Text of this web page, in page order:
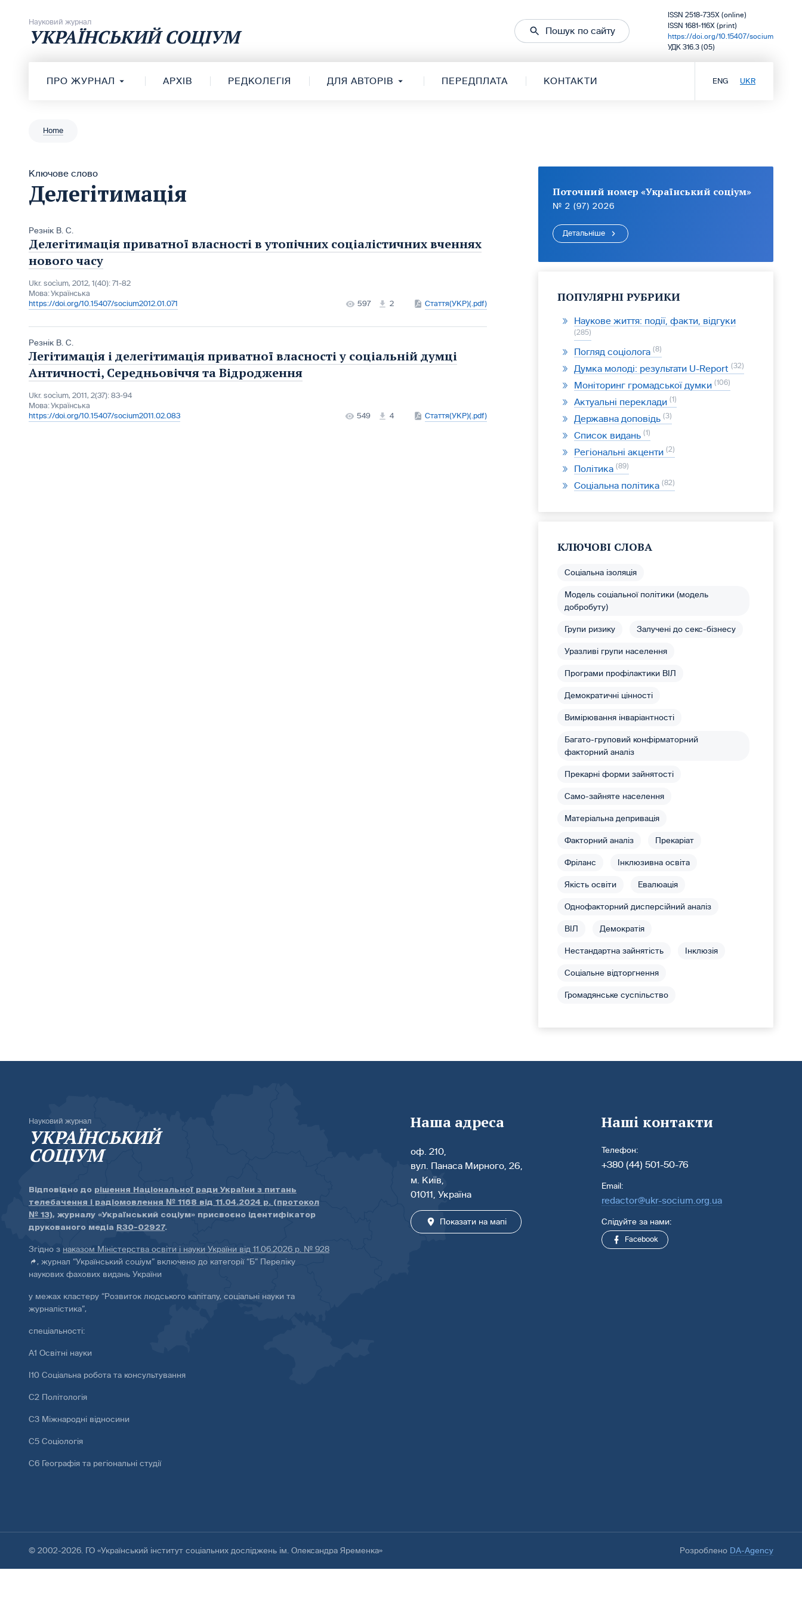
Науковий журнал
УКРАЇНСЬКИЙ СОЦІУМ Пошук по сайту
ISSN 2518-735X (online)
ISSN 1681-116X (print)
https://doi.org/10.15407/socium
УДК 316.3 (05)
ПРО ЖУРНАЛ АРХІВ РЕДКОЛЕГІЯ ДЛЯ АВТОРІВ ПЕРЕДПЛАТА КОНТАКТИ ENG UKR
Home
Ключове слово
Делегітимація
Резнік В. С.
Делегітимація приватної власності в утопічних соціалістичних вченнях
нового часу
Ukr. socìum, 2012, 1(40): 71-82
Мова:Українська
https://doi.org/10.15407/socium2012.01.071
597 2 Стаття(УКР)(.pdf)
Резнік В. С.
Легітимація і делегітимація приватної власності у соціальній думці
Античності, Середньовіччя та Відродження
Ukr. socìum, 2011, 2(37): 83-94
Мова:Українська
https://doi.org/10.15407/socium2011.02.083
549 4 Стаття(УКР)(.pdf)
Поточний номер «Український соціум»
№ 2 (97) 2026
Детальніше
ПОПУЛЯРНІ РУБРИКИ
Наукове життя: події, факти, відгуки
285
Погляд соціолога 8
Думка молоді: результати U-Report 32
Моніторинг громадської думки 106
Актуальні переклади 1
Державна доповідь 3
Список видань 1
Регіональні акценти 2
Політика 89
Соціальна політика 82
КЛЮЧОВІ СЛОВА
Соціальна ізоляція
Модель соціальної політики (модель
добробуту)
Групи ризику Залучені до секс-бізнесу
Уразливі групи населення
Програми профілактики ВІЛ
Демократичні цінності
Вимірювання інваріантності
Багато-груповий конфірматорний
факторний аналіз
Прекарні форми зайнятості
Само-зайняте населення
Матеріальна депривація
Факторний аналіз Прекаріат
Фріланс Інклюзивна освіта
Якість освіти Евалюація
Однофакторний дисперсійний аналіз
ВІЛ Демократія
Нестандартна зайнятість Інклюзія
Соціальне відторгнення
Громадянське суспільство
Науковий журнал
УКРАЇНСЬКИЙ
СОЦІУМ
Відповідно до рішення Національної ради України з питань
телебачення і радіомовлення № 1168 від 11.04.2024 р. (протокол
№ 13), журналу «Український соціум» присвоєно ідентифікатор
друкованого медіа R30-02927.
Згідно з наказом Міністерства освіти і науки України від 11.06.2026 р. № 928
, журнал “Український соціум” включено до категорії “Б” Переліку
наукових фахових видань України
у межах кластеру “Розвиток людського капіталу, соціальні науки та
журналістика”,
спеціальності:
А1 Освітні науки
І10 Соціальна робота та консультування
С2 Політологія
С3 Міжнародні відносини
С5 Соціологія
С6 Географія та регіональні студії
Наша адреса
оф. 210,
вул. Панаса Мирного, 26,
м. Київ,
01011, Україна
Показати на мапі
Наші контакти
Телефон:
+380 (44) 501-50-76
Email:
redactor@ukr-socium.org.ua
Слідуйте за нами:
Facebook
© 2002-2026. ГО «Український інститут соціальних досліджень ім. Олександра Яременка» Розроблено DA-Agency